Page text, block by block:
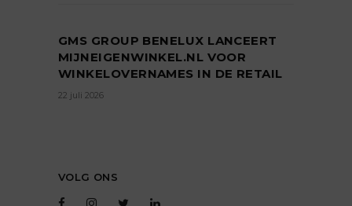
GMS GROUP BENELUX LANCEERT
MIJNEIGENWINKEL.NL VOOR
WINKELOVERNAMES IN DE RETAIL
22 juli 2026
VOLG ONS